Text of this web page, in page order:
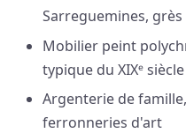
Sarreguemines,
Mobilier peint
typique du XIXᵉ
Argenterie de
ferronneries d'art